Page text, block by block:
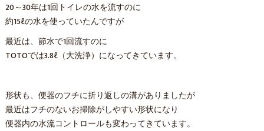
20～30年は1回トイレの水を流すのに
約15ℓの水を使っていたんですが
最近は、節水で1回流すのに
TOTOでは3.8ℓ（大洗浄）になってきています。
形状も、便器のフチに折り返しの溝がありましたが
最近はフチのないお掃除がしやすい形状になり
便器内の水流コントロールも変わってきています。